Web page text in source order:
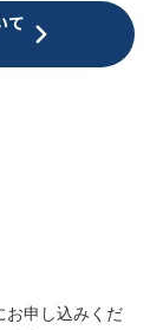
て
お申し込みくだ